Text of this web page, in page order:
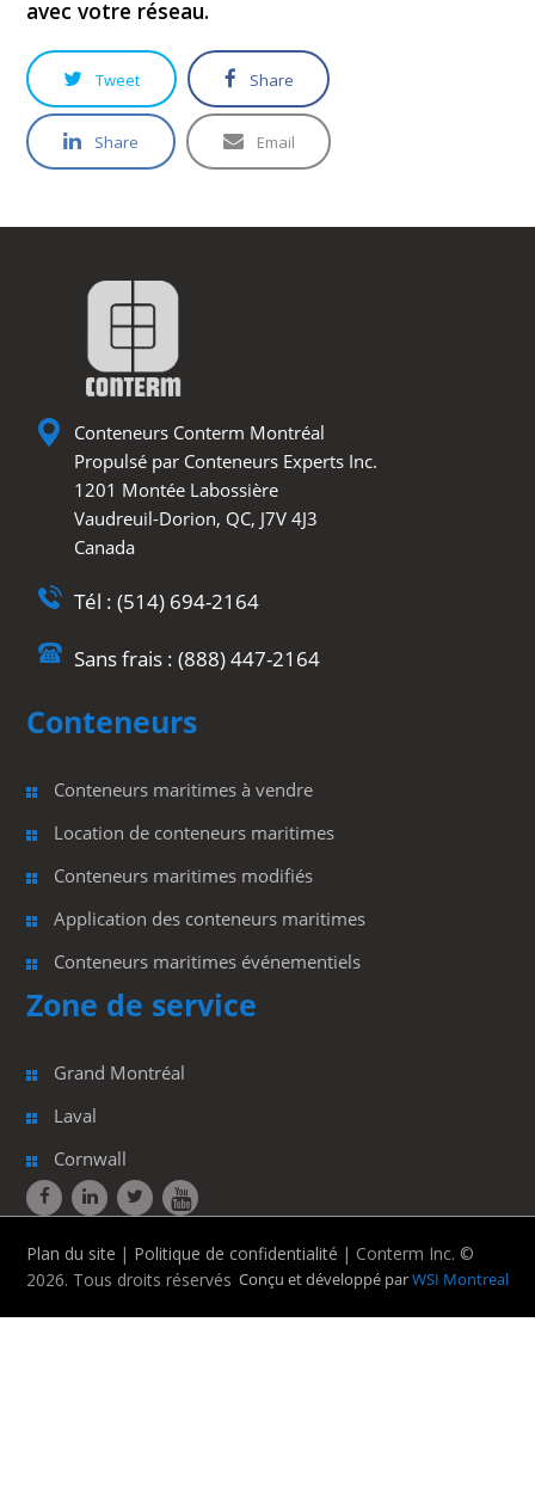
avec votre réseau.
Tweet Share
Share Email
Conteneurs Conterm Montréal
Propulsé par Conteneurs Experts Inc.
1201 Montée Labossière
Vaudreuil-Dorion, QC, J7V 4J3
Canada
Tél : (514) 694-2164
Sans frais : (888) 447-2164
Conteneurs
Conteneurs maritimes à vendre
Location de conteneurs maritimes
Conteneurs maritimes modifiés
Application des conteneurs maritimes
Conteneurs maritimes événementiels
Zone de service
Grand Montréal
Laval
Cornwall
Plan du site | Politique de confidentialité | Conterm Inc. ©
2026. Tous droits réservés Conçu et développé parWSI Montreal